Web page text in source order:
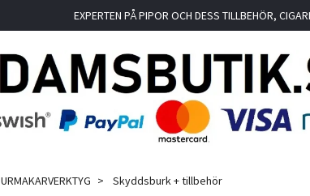
EXPERTEN PÅ PIPOR OCH DESS TILLBEHÖR,
URMAKARVERKTYG Skyddsburk + tillbehör